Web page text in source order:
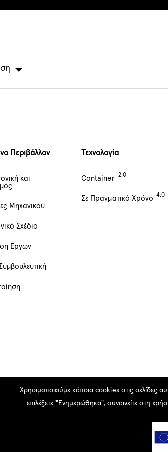
Περιβάλλον
και
Μηχανικού
Σχέδιο
Έργων
Τεχνολογία
Container
Σε Πραγματικό Χρόνο
Χρησιμοποιούμε κάποια cookies στις σελίδες
επιλέξετε "Ενημερώθηκα", συναινείτε στη